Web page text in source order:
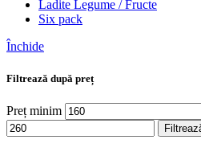
Ladite Legume / Fructe
Six pack
Închide
Filtrează după preț
Preț minim